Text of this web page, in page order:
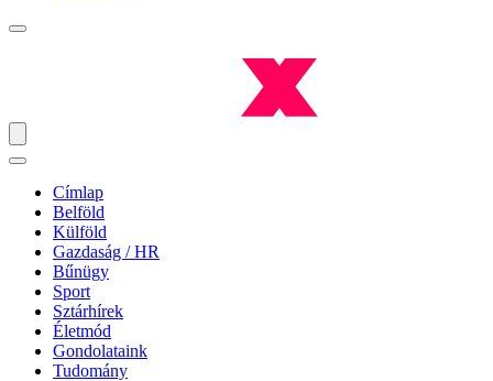
Címlap
Belföld
Külföld
Gazdaság / HR
Bűnügy
Sport
Sztárhírek
Életmód
Gondolataink
Tudomány